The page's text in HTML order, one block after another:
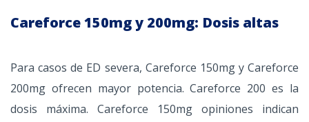
Careforce 150mg y 200mg: Dosis altas
Para casos de ED severa, Careforce 150mg y Careforce
200mg ofrecen mayor potencia. Careforce 200 es la
dosis máxima. Careforce 150mg opiniones indican